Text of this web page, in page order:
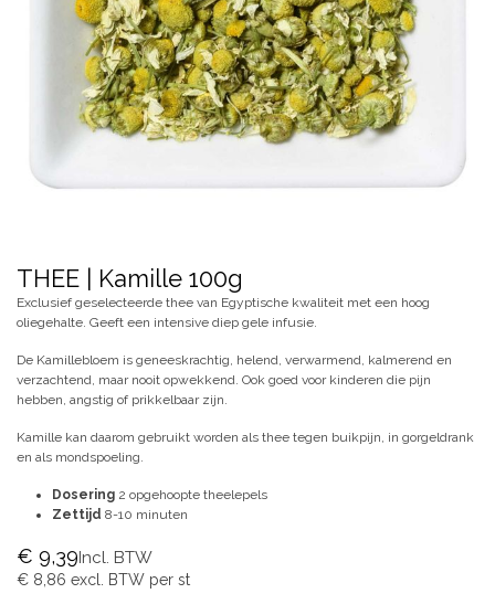
THEE | Kamille 100g
Exclusief geselecteerde thee van Egyptische kwaliteit met een hoog
oliegehalte. Geeft een intensive diep gele infusie.
De Kamillebloem is geneeskrachtig, helend, verwarmend, kalmerend en
verzachtend, maar nooit opwekkend. Ook goed voor kinderen die pijn
hebben, angstig of prikkelbaar zijn.
Kamille kan daarom gebruikt worden als thee tegen buikpijn, in gorgeldrank
en als mondspoeling.
Dosering 2 opgehoopte theelepels
Zettijd 8-10 minuten
€ 9,39Incl. BTW
€ 8,86 excl. BTW per st